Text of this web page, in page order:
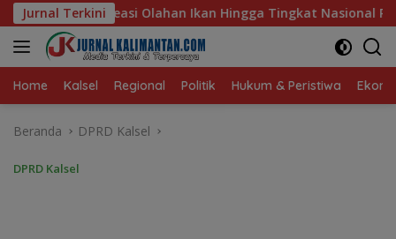
Langsung
ke
konten
Jurnal Terkini
Hingga Tingkat Nasional Pada Lomba Masak Serba Ikan
Home Kalsel Regional Politik Hukum & Peristiwa
Beranda DPRD Kalsel
DPRD Kalsel